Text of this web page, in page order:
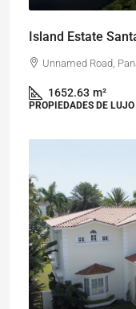
Island Estate
Unnamed Road,
1652.63 m²
PROPIEDADES DE